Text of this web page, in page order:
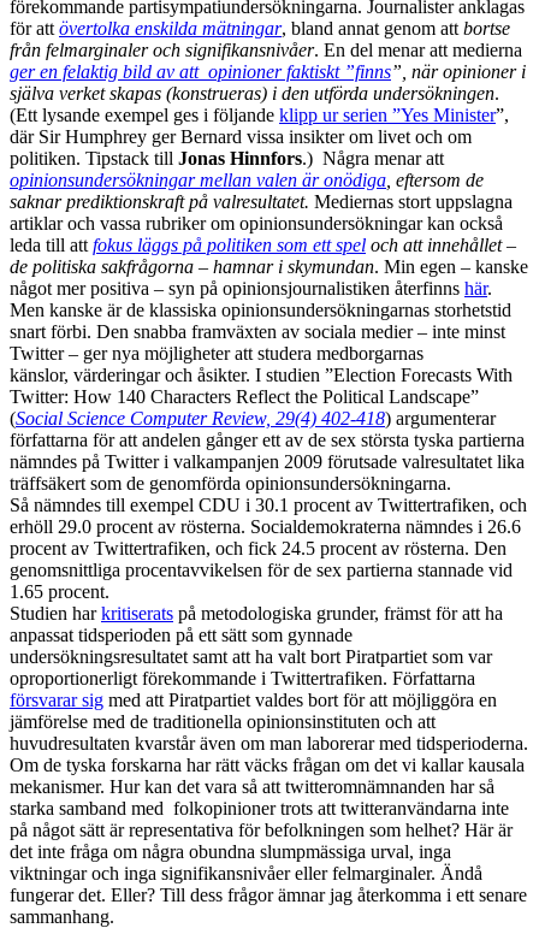
förekommande partisympatiundersökningarna. Journalister anklagas
för att övertolka enskilda mätningar, bland annat genom att bortse
från felmarginaler och signifikansnivåer. En del menar att medierna
ger en felaktig bild av att opinioner faktiskt ”finns”, när opinioner i
själva verket skapas (konstrueras) i den utförda undersökningen.
(Ett lysande exempel ges i följande klipp ur serien ”Yes Minister”,
där Sir Humphrey ger Bernard vissa insikter om livet och om
politiken. Tipstack till Jonas Hinnfors.) Några menar att
opinionsundersökningar mellan valen är onödiga , eftersom de
saknar prediktionskraft på valresultatet. Mediernas stort uppslagna
artiklar och vassa rubriker om opinionsundersökningar kan också
leda till att fokus läggs på politiken som ett spel och att innehållet –
de politiska sakfrågorna – hamnar i skymundan. Min egen – kanske
något mer positiva – syn på opinionsjournalistiken återfinns här.
Men kanske är de klassiska opinionsundersökningarnas storhetstid
snart förbi. Den snabba framväxten av sociala medier – inte minst
Twitter – ger nya möjligheter att studera medborgarnas
känslor, värderingar och åsikter. I studien ”Election Forecasts With
Twitter: How 140 Characters Reflect the Political Landscape”
(Social Science Computer Review, 29(4) 402-418) argumenterar
författarna för att andelen gånger ett av de sex största tyska partierna
nämndes på Twitter i valkampanjen 2009 förutsade valresultatet lika
träffsäkert som de genomförda opinionsundersökningarna.
Så nämndes till exempel CDU i 30.1 procent av Twittertrafiken, och
erhöll 29.0 procent av rösterna. Socialdemokraterna nämndes i 26.6
procent av Twittertrafiken, och fick 24.5 procent av rösterna. Den
genomsnittliga procentavvikelsen för de sex partierna stannade vid
1.65 procent.
Studien harkritiserats på metodologiska grunder, främst för att ha
anpassat tidsperioden på ett sätt som gynnade
undersökningsresultatet samt att ha valt bort Piratpartiet som var
oproportionerligt förekommande i Twittertrafiken. Författarna
försvarar sig med att Piratpartiet valdes bort för att möjliggöra en
jämförelse med de traditionella opinionsinstituten och att
huvudresultaten kvarstår även om man laborerar med tidsperioderna.
Om de tyska forskarna har rätt väcks frågan om det vi kallar kausala
mekanismer. Hur kan det vara så att twitteromnämnanden har så
starka samband med folkopinioner trots att twitteranvändarna inte
på något sätt är representativa för befolkningen som helhet? Här är
det inte fråga om några obundna slumpmässiga urval, inga
viktningar och inga signifikansnivåer eller felmarginaler. Ändå
fungerar det. Eller? Till dess frågor ämnar jag återkomma i ett senare
sammanhang.